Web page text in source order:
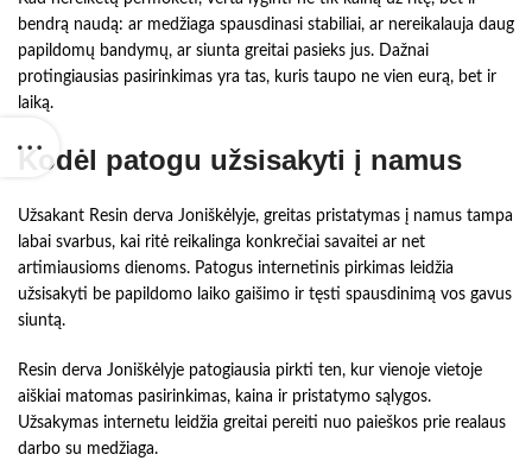
bendrą naudą: ar medžiaga spausdinasi stabiliai, ar nereikalauja daug
papildomų bandymų, ar siunta greitai pasieks jus. Dažnai
protingiausias pasirinkimas yra tas, kuris taupo ne vien eurą, bet ir
laiką.
Kodėl patogu užsisakyti į namus
Užsakant Resin derva Joniškėlyje, greitas pristatymas į namus tampa
labai svarbus, kai ritė reikalinga konkrečiai savaitei ar net
artimiausioms dienoms. Patogus internetinis pirkimas leidžia
užsisakyti be papildomo laiko gaišimo ir tęsti spausdinimą vos gavus
siuntą.
Resin derva Joniškėlyje patogiausia pirkti ten, kur vienoje vietoje
aiškiai matomas pasirinkimas, kaina ir pristatymo sąlygos.
Užsakymas internetu leidžia greitai pereiti nuo paieškos prie realaus
darbo su medžiaga.